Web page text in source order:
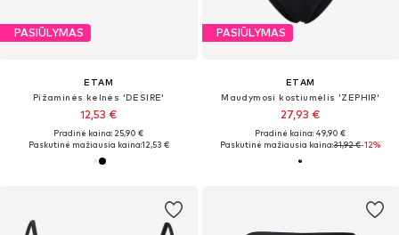
PASIŪLYMAS
ETAM
Pižaminės kelnės 'DESIRE'
12,53 €
Pradinė kaina: 25,90 €
Paskutinė mažiausia kaina:12,53 €
PASIŪLYMAS
ETAM
Maudymosi kostiumėlis 'ZEPHIR'
27,93 €
Pradinė kaina: 49,90 €
Paskutinė mažiausia kaina:31,92 €-12%